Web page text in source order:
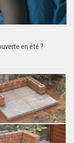
en été ?